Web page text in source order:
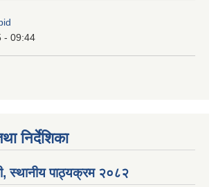
- 09:44
निर्देशिका
स्थानीय पाठ्यक्रम २०८२